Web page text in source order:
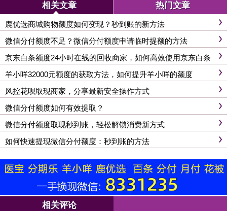
相关文章 热门文章
鹿优选商城购物额度如何变现？秒到账的新方法
微信分付额度不足？微信分付额度申请临时提额的方法
京东白条额度24小时在线的回收商家，如何高效使用京东白条
羊小咩32000元额度的获取方法，如何提升羊小咩的额度
风控花呗取现商家，分享最新安全操作方式
微信分付额度如何有效提取？
微信分付额度取现秒到账，轻松解锁消费新方式
如何快速提现微信分付额度：秒到账的方法
相关评论